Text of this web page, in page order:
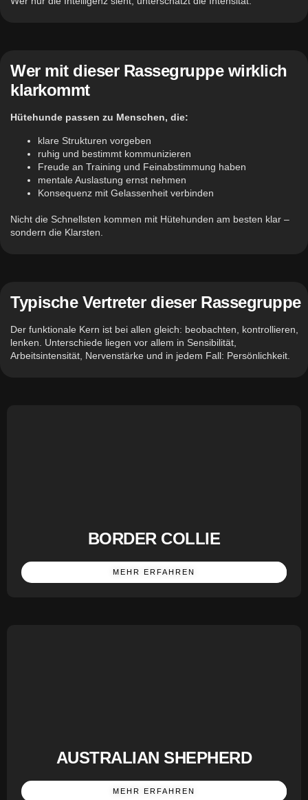
Wer mit dieser Rassegruppe wirklich
klarkommt
Hütehunde passen zu Menschen, die:
klare Strukturen vorgeben
ruhig und bestimmt kommunizieren
Freude an Training und Feinabstimmung haben
mentale Auslastung ernst nehmen
Konsequenz mit Gelassenheit verbinden
Nicht die Schnellsten kommen mit Hütehunden am besten klar –
sondern die Klarsten.
Typische Vertreter dieser Rassegruppe
Der funktionale Kern ist bei allen gleich: beobachten, kontrollieren,
lenken. Unterschiede liegen vor allem in Sensibilität,
Arbeitsintensität, Nervenstärke und in jedem Fall: Persönlichkeit.
BORDER COLLIE
MEHR ERFAHREN
AUSTRALIAN SHEPHERD
MEHR ERFAHREN